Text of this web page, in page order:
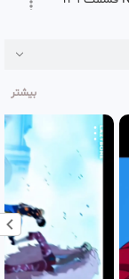
انیمه ناروتو Naruto قسمت 151
انیمه ناروتو Naruto قسمت 152
بیشتر